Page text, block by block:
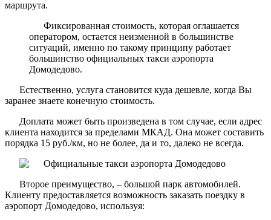
маршрута.
Фиксированная стоимость, которая оглашается
оператором, остается неизменной в большинстве
ситуаций, именно по такому принципу работает
большинство официальных такси аэропорта
Домодедово.
Естественно, услуга становится куда дешевле, когда Вы
заранее знаете конечную стоимость.
Доплата может быть произведена в том случае, если адрес
клиента находится за пределами МКАД. Она может составить
порядка 15 руб./км, но не более, да и то, далеко не всегда.
Второе преимущество, – большой парк автомобилей.
Клиенту предоставляется возможность заказать поездку в
аэропорт Домодедово, используя: